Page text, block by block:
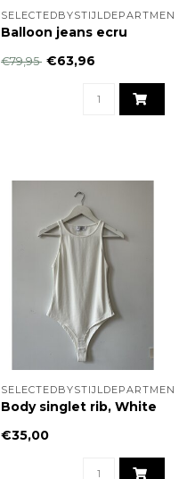
SELECTEDBYSTIJLDEPARTMENT
Balloon jeans ecru
€79,95 €63,96
SELECTEDBYSTIJLDEPARTMENT
Body singlet rib, White
€35,00